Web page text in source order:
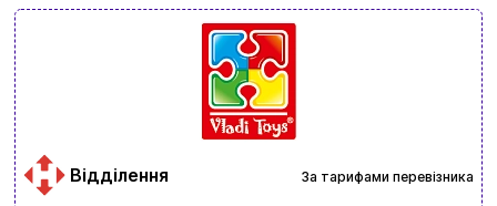
Відділення За тарифами перевізника